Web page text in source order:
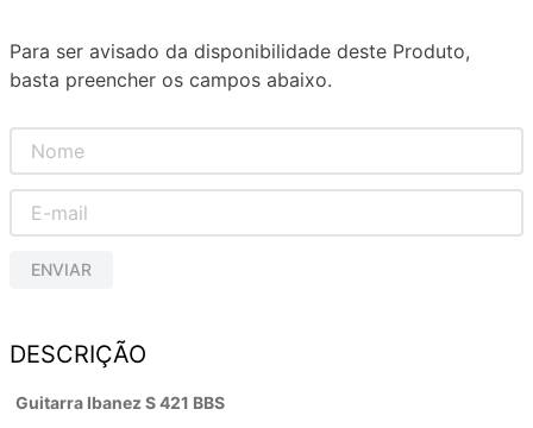
Para ser avisado da disponibilidade deste Produto,
basta preencher os campos abaixo.
ENVIAR
DESCRIÇÃO
Guitarra Ibanez S 421 BBS